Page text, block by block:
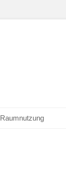
Raumnutzung